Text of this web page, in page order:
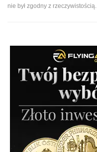
nie był zgodny z rzeczywistością.